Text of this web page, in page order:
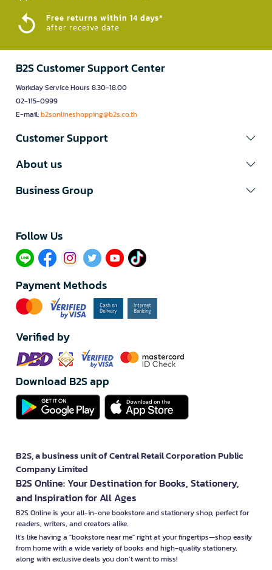
Free returns within 14 days*
after receive date
B2S Customer Support Center
Workday Service Hours 8.30-18.00
02-115-0999
E-mail:b2sonlineshopping@b2s.co.th
Customer Support
About us
Business Group
Follow Us​
Payment Methods
Verified by
Download B2S app
B2S, a business unit of Central Retail Corporation Public
Company Limited
B2S Online: Your Destination for Books, Stationery,
and Inspiration for All Ages
B2S Online is your all-in-one bookstore and stationery shop, perfect for
readers, writers, and creators alike.
It’s like having a "bookstore near me" right at your fingertips—shop easily
from home with a wide variety of books and high-quality stationery,
along with exclusive deals you don’t want to miss!